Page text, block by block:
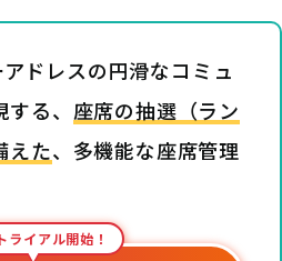
ドレスの円滑なコミュ
る、 座席の抽選（ラン
えた、多機能な座席管理
ライアル開始！